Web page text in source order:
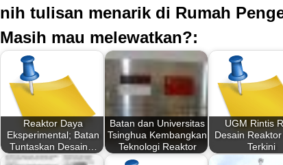
nih tulisan menarik di Rumah
Masih mau melewatkan?:
Reaktor Daya
Eksperimental; Batan
Tuntaskan Desain…
Batan dan Universitas
Tsinghua Kembangkan
Teknologi Reaktor
UGM Rintis
Desain
Terkini